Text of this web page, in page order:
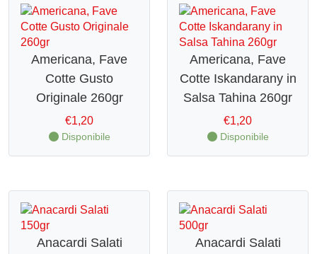
Americana, Fave
Cotte Gusto
Originale 260gr
€1,20
Disponibile
Americana, Fave
Cotte Iskandarany in
Salsa Tahina 260gr
€1,20
Disponibile
Anacardi Salati
Anacardi Salati